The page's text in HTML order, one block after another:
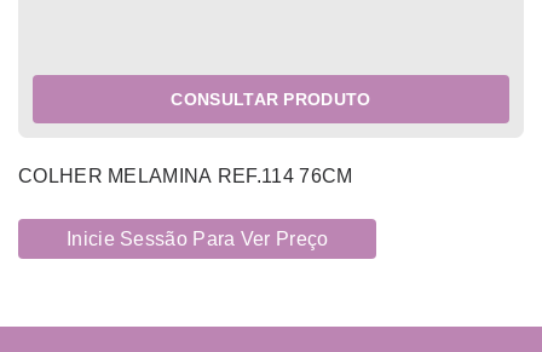
CONSULTAR PRODUTO
COLHER MELAMINA REF.114 76CM
Inicie Sessão Para Ver Preço